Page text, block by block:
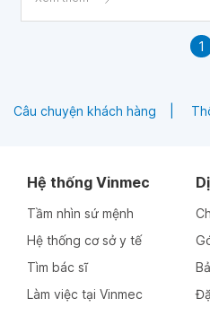
1
Câu chuyện khách hàng
Hệ thống Vinmec
Tầm nhìn sứ mệnh
Hệ thống cơ sở y tế
Tìm bác sĩ
Làm việc tại Vinmec